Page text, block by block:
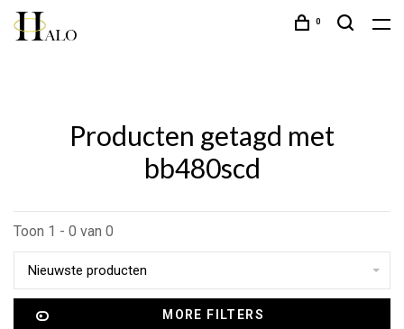
0
Producten getagd met
bb480scd
Toon 1 - 0 van 0
Nieuwste producten
MORE FILTERS